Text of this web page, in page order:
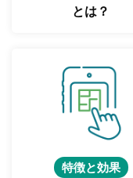
とは？
特徴と効果